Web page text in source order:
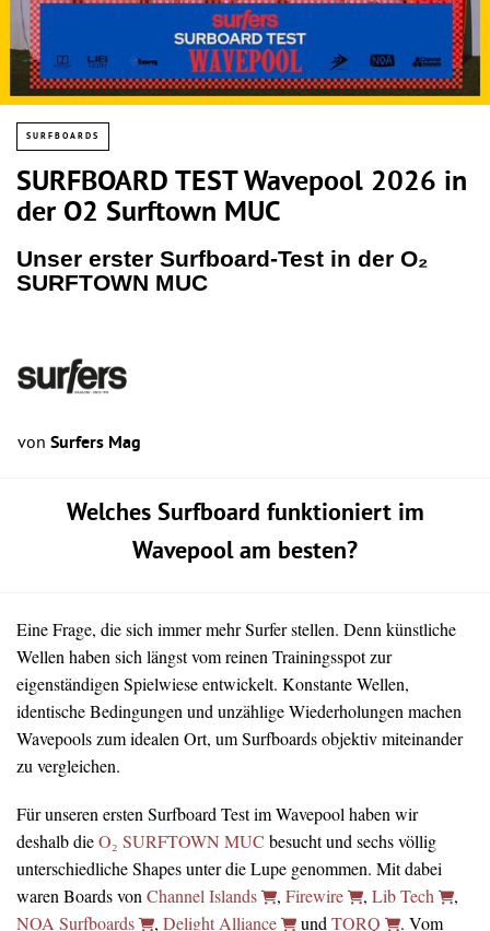
SURFBOARDS
SURFBOARD TEST Wavepool 2026 in
der O2 Surftown MUC
Unser erster Surfboard-Test in der O₂
SURFTOWN MUC
von Surfers Mag
Welches Surfboard funktioniert im
Wavepool am besten?
Eine Frage, die sich immer mehr Surfer stellen. Denn künstliche
Wellen haben sich längst vom reinen Trainingsspot zur
eigenständigen Spielwiese entwickelt. Konstante Wellen,
identische Bedingungen und unzählige Wiederholungen machen
Wavepools zum idealen Ort, um Surfboards objektiv miteinander
zu vergleichen.
Für unseren ersten Surfboard Test im Wavepool haben wir
deshalb dieO₂ SURFTOWN MUC besucht und sechs völlig
unterschiedliche Shapes unter die Lupe genommen. Mit dabei
waren Boards vonChannel Islands , Firewire , Lib Tech
,
NOA Surfboards
, Delight Alliance undTORQ
. Vom